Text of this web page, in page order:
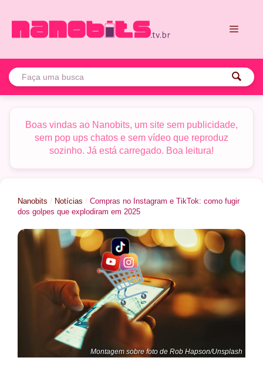
para
Boas vindas ao Nanobits, um site sem publicidade,
sem pop ups chatos e sem vídeo que reproduz
sozinho. Já está carregado. Boa leitura!
Nanobits / Notícias / Compras no Instagram e TikTok: como fugir
dos golpes que explodiram em 2025
Montagem sobre foto de Rob Hapson/Unsplash